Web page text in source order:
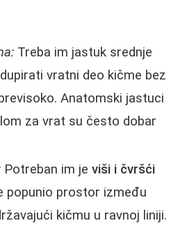
Treba im jastuk srednje
vratni deo kičme bez
Anatomski jastuci
za vrat su često dobar
Potreban im je viši i čvršći
popunio prostor između
kičmu u ravnoj liniji.